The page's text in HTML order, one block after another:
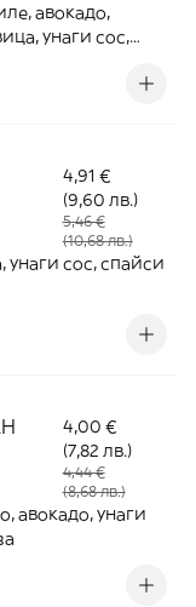
авокадо,
унаги сос,
4,91 €
(9,60 лв.)
5,46 €
(10,68 лв.)
унаги сос, спайси
4,00 €
(7,82 лв.)
4,44 €
(8,68 лв.)
авокадо, унаги